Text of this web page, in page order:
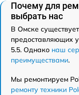
Почему для
выбрать нас
В Омске
предоставляющих
5.5. Однако наш
преимуществами.
Мы ремонтируем
ремонту техники